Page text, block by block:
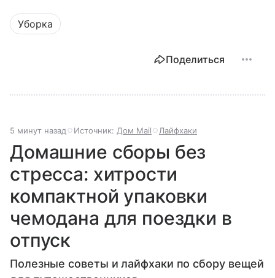
Уборка
Поделиться
5 минут назад Источник: Дом Mail Лайфхаки
Домашние сборы без
стресса: хитрости
компактной упаковки
чемодана для поездки в
отпуск
Полезные советы и лайфхаки по сбору вещей